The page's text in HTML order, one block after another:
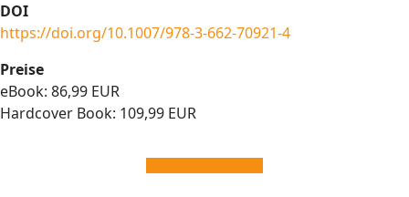
DOI
https://doi.org/10.1007/978-3-662-70921-4
Preise
eBook: 86,99 EUR
Hardcover Book: 109,99 EUR